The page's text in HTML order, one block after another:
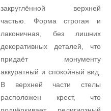
закруглённой верхней
частью. Форма строгая и
лаконичная, без лишних
декоративных деталей, что
придаёт монументу
аккуратный и спокойный вид.
В верхней части стелы
расположен крест, что